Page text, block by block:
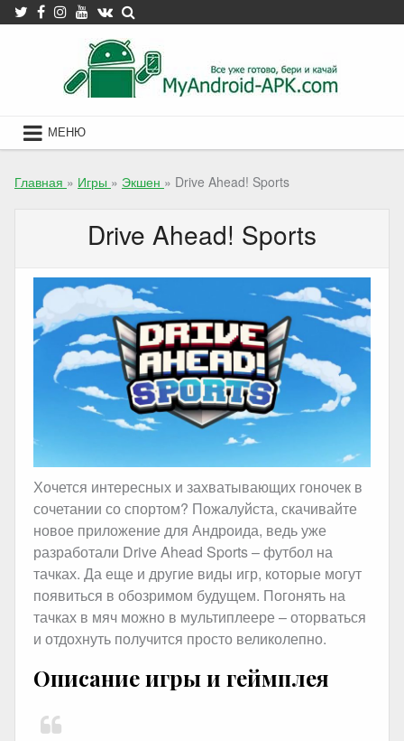
Skip
to
МЕНЮ
Главная » Игры » Экшен » Drive Ahead! Sports
Drive Ahead! Sports
Хочется интересных и захватывающих гоночек в
сочетании со спортом? Пожалуйста, скачивайте
новое приложение для Андроида, ведь уже
разработали Drive Ahead Sports – футбол на
тачках. Да еще и другие виды игр, которые могут
появиться в обозримом будущем. Погонять на
тачках в мяч можно в мультиплеере – оторваться
и отдохнуть получится просто великолепно.
Описание игры и геймплея